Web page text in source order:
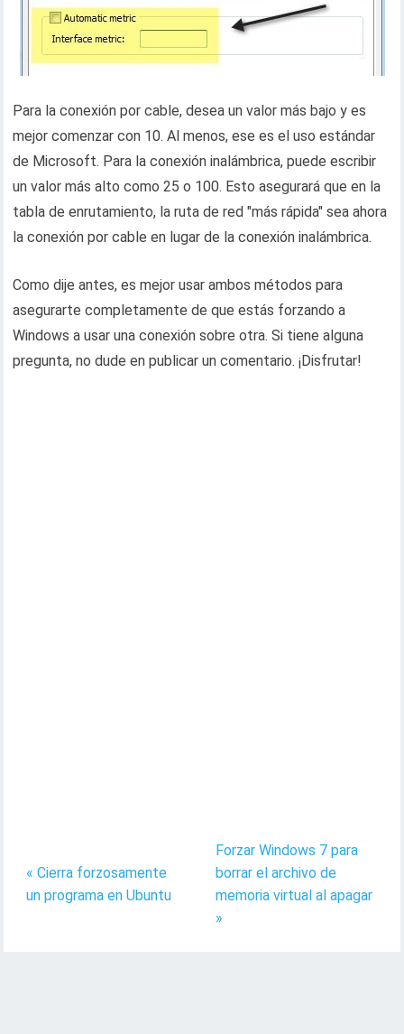
Para la conexión por cable, desea un valor más bajo y es
mejor comenzar con 10. Al menos, ese es el uso estándar
de Microsoft. Para la conexión inalámbrica, puede escribir
un valor más alto como 25 o 100. Esto asegurará que en la
tabla de enrutamiento, la ruta de red "más rápida" sea ahora
la conexión por cable en lugar de la conexión inalámbrica.
Como dije antes, es mejor usar ambos métodos para
asegurarte completamente de que estás forzando a
Windows a usar una conexión sobre otra. Si tiene alguna
pregunta, no dude en publicar un comentario. ¡Disfrutar!
« Cierra forzosamente
un programa en Ubuntu
Forzar Windows 7 para
borrar el archivo de
memoria virtual al apagar
»